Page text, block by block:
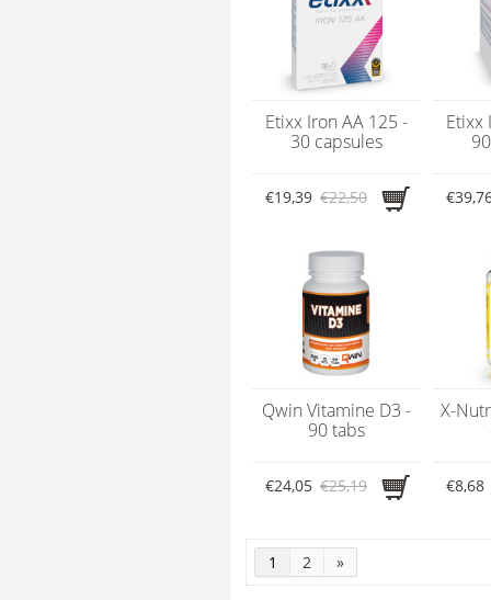
Etixx Iron AA 125 -
30 capsules
€19,39 €22,50
Etixx
Qwin Vitamine D3 -
90 tabs
€24,05 €25,19
X-
€8,68
1 2 »